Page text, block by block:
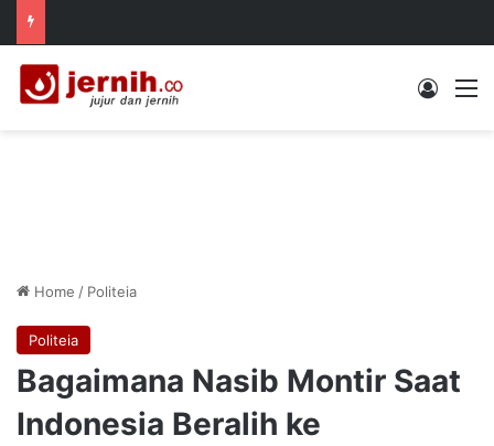
Log In
Home / Politeia
Politeia
Bagaimana Nasib Montir Saat
Indonesia Beralih ke